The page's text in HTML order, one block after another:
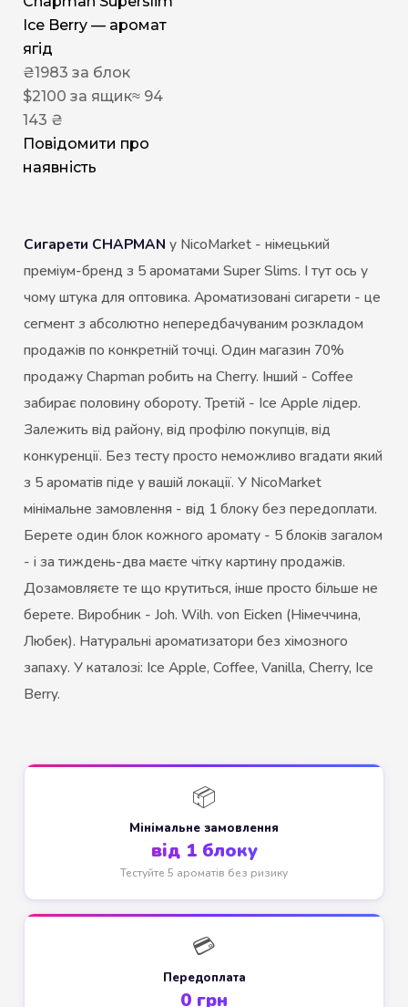
Ice Berry — аромат
ягід
₴1983 за блок
$2100 за ящик≈ 94
143 ₴
Повідомити про
наявність
Сигарети CHAPMAN у NicoMarket - німецький
преміум-бренд з 5 ароматами Super Slims. І тут ось у
чому штука для оптовика. Ароматизовані сигарети - це
сегмент з абсолютно непередбачуваним розкладом
продажів по конкретній точці. Один магазин 70%
продажу Chapman робить на Cherry. Інший - Coffee
забирає половину обороту. Третій - Ice Apple лідер.
Залежить від району, від профілю покупців, від
конкуренції. Без тесту просто неможливо вгадати який
з 5 ароматів піде у вашій локації. У NicoMarket
мінімальне замовлення - від 1 блоку без передоплати.
Берете один блок кожного аромату - 5 блоків загалом
- і за тиждень-два маєте чітку картину продажів.
Дозамовляєте те що крутиться, інше просто більше не
берете. Виробник - Joh. Wilh. von Eicken (Німеччина,
Любек). Натуральні ароматизатори без хімозного
запаху. У каталозі: Ice Apple, Coffee, Vanilla, Cherry, Ice
Berry.
📦
Мінімальне замовлення
від 1 блоку
Тестуйте 5 ароматів без ризику
💳
Передоплата
0 грн